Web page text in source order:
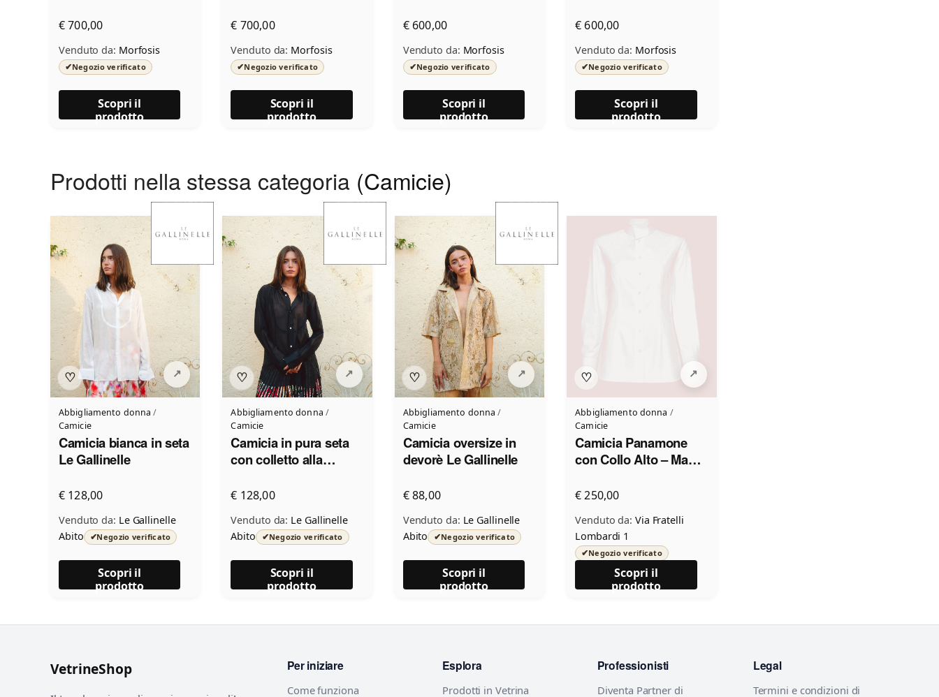
€ 700,00
Venduto da: Morfosis
✔Negozio verificato
Scopri il
prodotto
€ 700,00
Venduto da: Morfosis
✔Negozio verificato
Scopri il
prodotto
€ 600,00
Venduto da: Morfosis
✔Negozio verificato
Scopri il
prodotto
€ 600,00
Venduto da: Morfosis
✔Negozio verificato
Scopri il
prodotto
Prodotti nella stessa categoria (Camicie)
♡
Abbigliamento donna /
Camicie
Camicia bianca in seta
Le Gallinelle
€ 128,00
Venduto da: Le Gallinelle
Abito
✔Negozio verificato
Scopri il
prodotto
♡
Abbigliamento donna /
Camicie
Camicia in pura seta
con colletto alla
€ 128,00
Venduto da: Le Gallinelle
Abito
✔Negozio verificato
Scopri il
prodotto
♡
Abbigliamento donna /
Camicie
Camicia oversize in
devorè Le Gallinelle
€ 88,00
Venduto da: Le Gallinelle
Abito ✔Negozio verificato
Scopri il
prodotto
♡
Abbigliamento donna /
Camicie
Camicia Panamone
con Collo Alto – Made
€ 250,00
Venduto da: Via Fratelli
Lombardi 1
✔Negozio verificato
Scopri il
prodotto
VetrineShop Per iniziare
Come funziona
Esplora
Prodotti in Vetrina
Professionisti
Diventa Partner di
Legal
Termini e condizioni di